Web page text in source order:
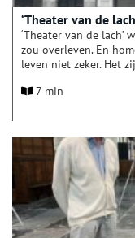
‘Theater van de
‘Theater van de
zou overleven. En
leven niet zeker. Het
Amstelodamum, dat
7 min